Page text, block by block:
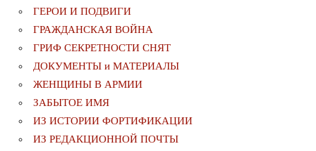
ГЕРОИ И ПОДВИГИ
ГРАЖДАНСКАЯ ВОЙНА
ГРИФ СЕКРЕТНОСТИ СНЯТ
ДОКУМЕНТЫ и МАТЕРИАЛЫ
ЖЕНЩИНЫ В АРМИИ
ЗАБЫТОЕ ИМЯ
ИЗ ИСТОРИИ ФОРТИФИКАЦИИ
ИЗ РЕДАКЦИОННОЙ ПОЧТЫ